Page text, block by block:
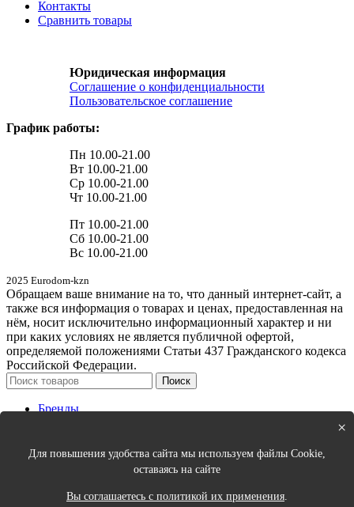
Контакты
Сравнить товары
Юридическая информация
Соглашение о конфиденциальности
Пользовательское соглашение
График работы:
Пн 10.00-21.00
Вт 10.00-21.00
Ср 10.00-21.00
Чт 10.00-21.00
Пт 10.00-21.00
Сб 10.00-21.00
Вс 10.00-21.00
2025 Eurodom-kzn
Обращаем ваше внимание на то, что данный интернет-сайт, а
также вся информация о товарах и ценах, предоставленная на
нём, носит исключительно информационный характер и ни
при каких условиях не является публичной офертой,
определяемой положениями Статьи 437 Гражданского кодекса
Российской Федерации.
Поиск
Бренды
Спальня
Порядок в доме
×
Для повышения удобства сайта мы используем файлы Cookie,
оставаясь на сайте
Вы соглашаетесь с политикой их применения.